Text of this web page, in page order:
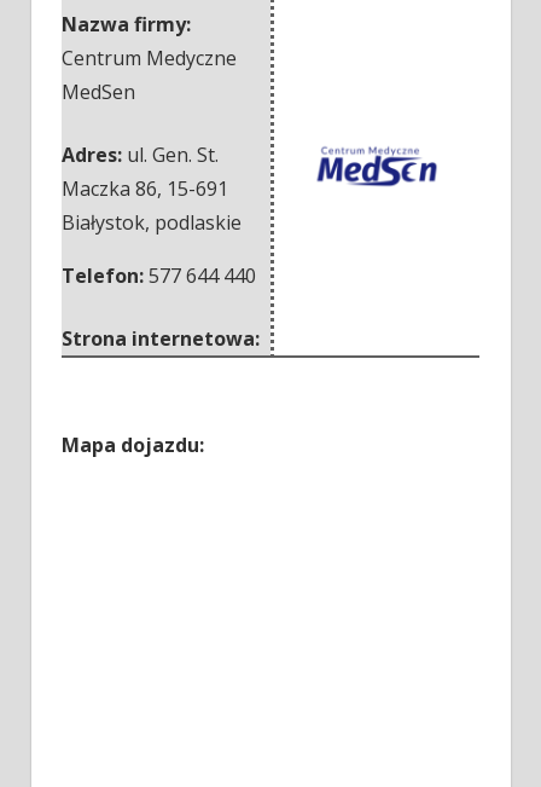
Nazwa firmy:
Centrum Medyczne
MedSen
Adres: ul. Gen. St.
Maczka 86, 15-691
Białystok, podlaskie
Telefon:577 644 440
Strona internetowa:
Mapa dojazdu: